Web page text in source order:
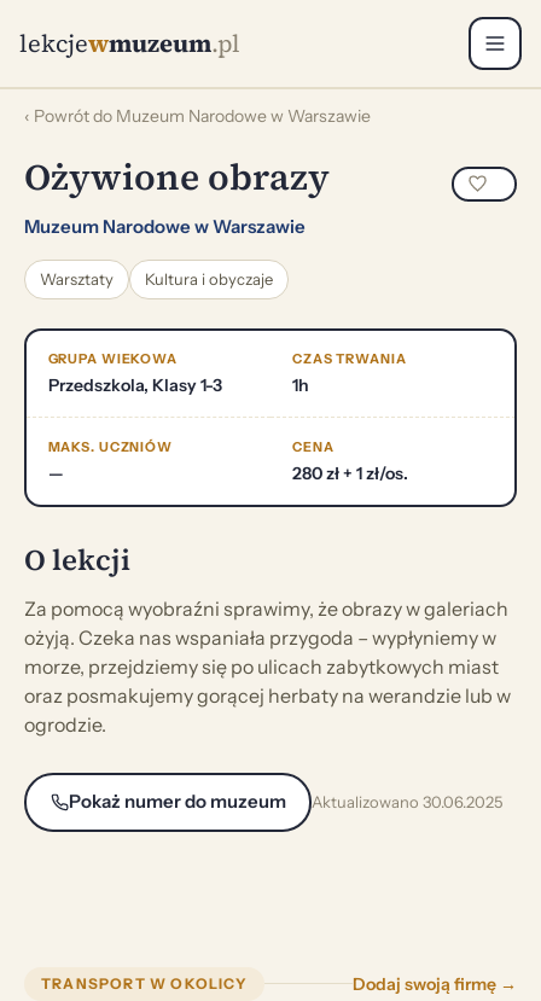
lekcjewmuzeum.pl
‹ Powrót do Muzeum Narodowe w Warszawie
Ożywione obrazy
Muzeum Narodowe w Warszawie
Warsztaty Kultura i obyczaje
GRUPA WIEKOWA
Przedszkola, Klasy 1-3
CZAS TRWANIA
1h
MAKS. UCZNIÓW
—
CENA
280 zł + 1 zł/os.
O lekcji
Za pomocą wyobraźni sprawimy, że obrazy w galeriach
ożyją. Czeka nas wspaniała przygoda – wypłyniemy w
morze, przejdziemy się po ulicach zabytkowych miast
oraz posmakujemy gorącej herbaty na werandzie lub w
ogrodzie.
Pokaż numer do muzeum Aktualizowano 30.06.2025
TRANSPORT W OKOLICY Dodaj swoją firmę →